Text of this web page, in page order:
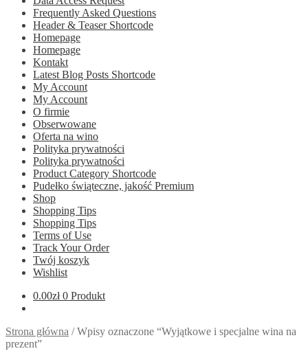
Frequently Asked Questions
Header & Teaser Shortcode
Homepage
Homepage
Kontakt
Latest Blog Posts Shortcode
My Account
My Account
O firmie
Obserwowane
Oferta na wino
Polityka prywatności
Polityka prywatności
Product Category Shortcode
Pudełko świąteczne, jakość Premium
Shop
Shopping Tips
Shopping Tips
Terms of Use
Track Your Order
Twój koszyk
Wishlist
0.00zł 0 Produkt
Strona główna /Wpisy oznaczone “Wyjątkowe i specjalne wina na
prezent”